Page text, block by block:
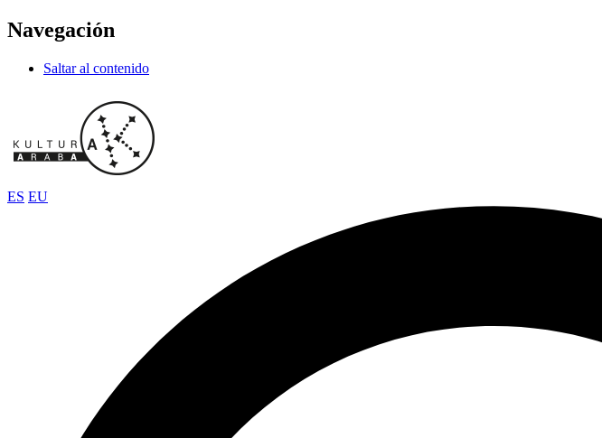
Navegación
Saltar al contenido
ES EU